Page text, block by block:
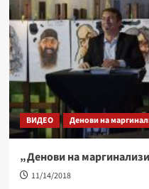
ВИДЕО Денови на
„Денови на
11/14/2018